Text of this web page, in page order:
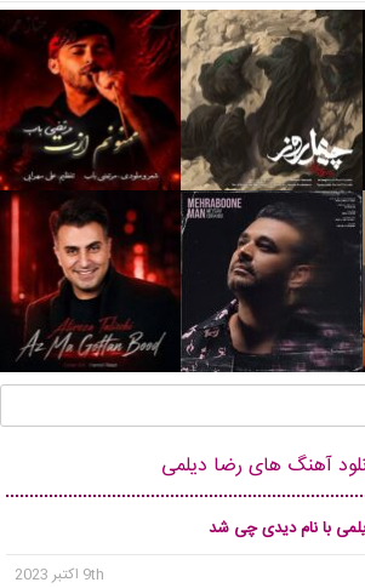
آهنگ های رضا دیلمی
با نام دیدی چی شد
9th اکتبر 2023